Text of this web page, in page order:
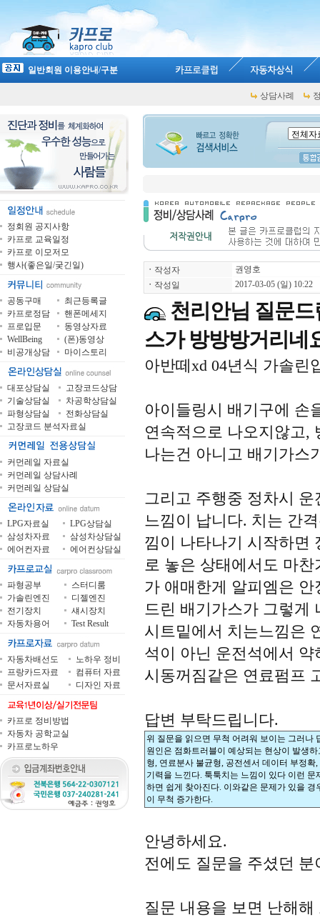
일반회원 이용안내/구분
상담사례
정회원 공지사항
카프로 교육일정
카프로 이모저모
행사(좋은일/궂긴일)
공동구매
최근등록글
카프로정담
핸폰메세지
프로입문
동영상자료
WellBeing
(폰)동영상
비공개상담
마이스토리
대포상담실
고장코드상담
기술상담실
차공학상담실
파형상담실
전화상담실
고장코드 분석자료실
커먼레일 자료실
커먼레일 상담사례
커먼레일 상담실
LPG자료실
LPG상담실
삼성차자료
삼성차상담실
에어컨자료
에어컨상담실
파형공부
스터디룸
가솔린엔진
디젤엔진
전기장치
섀시장치
자동차용어
Test Result
자동차배선도
노하우 정비
프랑카드자료
컴퓨터 자료
문서자료실
디자인 자료
카프로 정비방법
자동차 공학교실
카프로노하우
ㆍ 작성자
권영호
ㆍ 작성일 2017-03-05 (일) 10:22
천리안님 질문
스가 방방방거리네
아반떼xd 04년식 가솔린
아이들링시 배기구에 손
연속적으로 나오지않고,
나는건 아니고 배기가스
그리고 주행중 정차시
느낌이 납니다. 치는 간
낌이 나타나기 시작하면
로 놓은 상태에서도 마
가 애매한게 알피엠은
드린 배기가스가 그렇게
시트밑에서 치는느낌은
석이 아닌 운전석에서
시동꺼짐같은 연료펌프
답변 부탁드립니다.
위 질문을 읽으면 무척 어려워 보이는 그러나
원인은 점화트러블이 예상되는 현상이 발생
형, 연료분사 불균형, 공전센서 데이터 부정
기력을 느낀다. 툭툭치는 느낌이 있다 이런
하면 쉽게 찾아진다. 이와같은 문제가 있을
이 무척 증가한다.
안녕하세요.
전에도 질문을 주셨던 분
질문 내용을 보면 난해